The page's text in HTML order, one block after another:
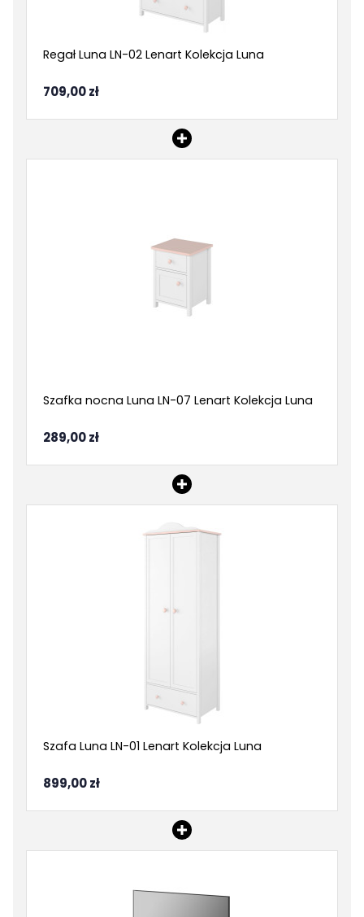
Regał Luna LN-02 Lenart Kolekcja Luna
709,00 zł
Szafka nocna Luna LN-07 Lenart Kolekcja Luna
289,00 zł
Szafa Luna LN-01 Lenart Kolekcja Luna
899,00 zł